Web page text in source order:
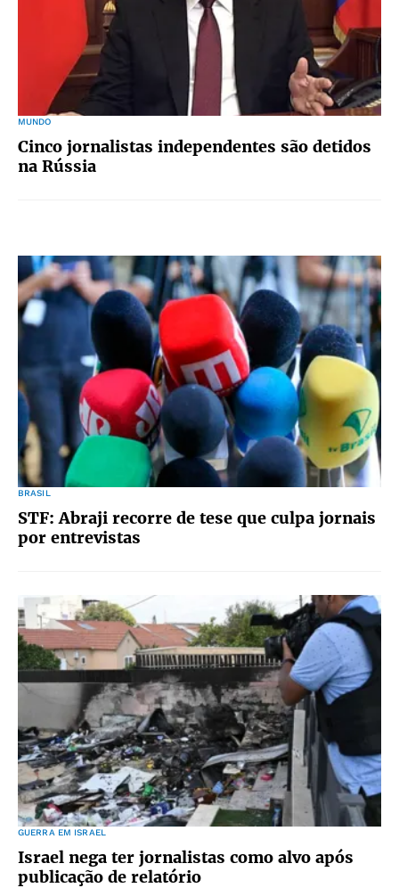
MUNDO
Cinco jornalistas independentes são detidos
na Rússia
BRASIL
STF: Abraji recorre de tese que culpa jornais
por entrevistas
GUERRA EM ISRAEL
Israel nega ter jornalistas como alvo após
publicação de relatório